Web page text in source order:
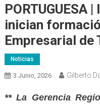
PORTUGUESA
inician
Empresarial de
Noticias
3 Junio, 2026 Gilberto
** La Gerencia